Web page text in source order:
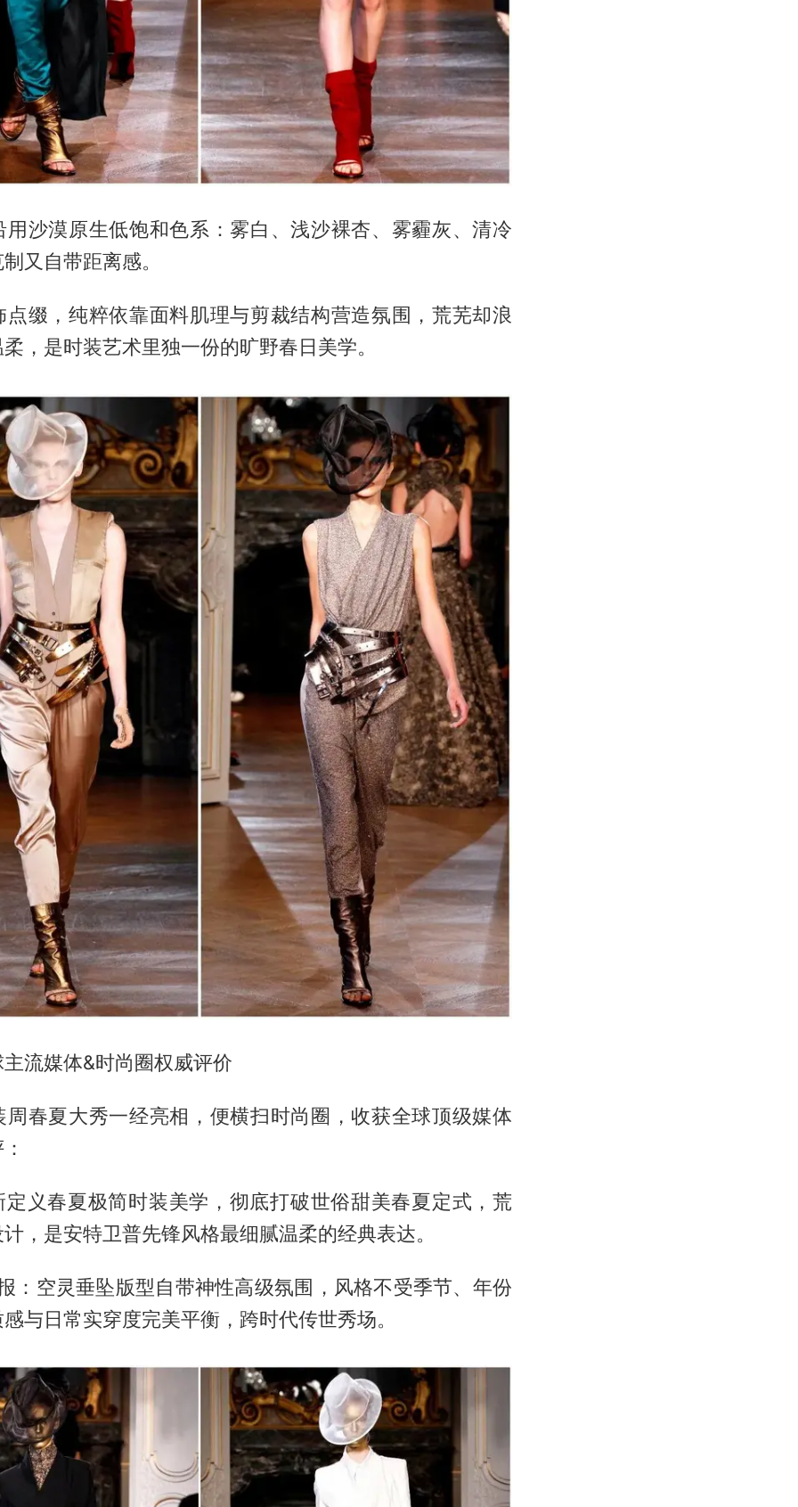
用沙漠原生低饱和色系：雾白、浅沙裸杏、雾霾灰、清冷
又自带距离感。
点缀，纯粹依靠面料肌理与剪裁结构营造氛围，荒芜却浪
，是时装艺术里独一份的旷野春日美学。
流媒体&时尚圈权威评价
周春夏大秀一经亮相，便横扫时尚圈，收获全球顶级媒体
义春夏极简时装美学，彻底打破世俗甜美春夏定式，荒
，是安特卫普先锋风格最细腻温柔的经典表达。
：空灵垂坠版型自带神性高级氛围，风格不受季节、年份
与日常实穿度完美平衡，跨时代传世秀场。